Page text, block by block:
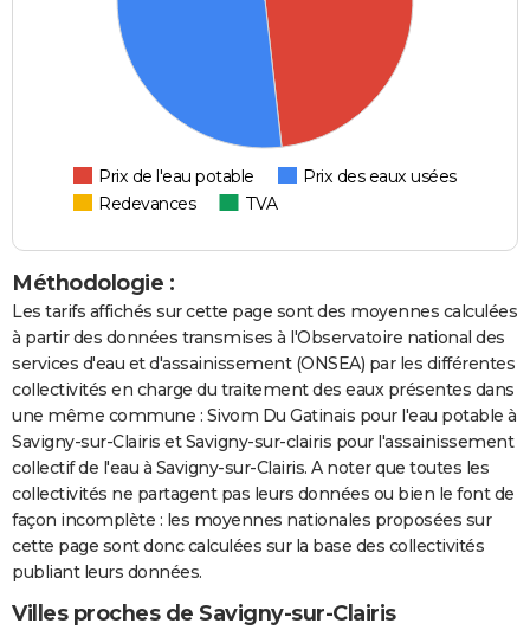
Prix de l'eau potable
Prix des eaux usées
Redevances
TVA
Méthodologie :
Les tarifs affichés sur cette page sont des moyennes calculées
à partir des données transmises à l'Observatoire national des
services d'eau et d'assainissement (ONSEA) par les différentes
collectivités en charge du traitement des eaux présentes dans
une même commune : Sivom Du Gatinais pour l'eau potable à
Savigny-sur-Clairis et Savigny-sur-clairis pour l'assainissement
collectif de l'eau à Savigny-sur-Clairis. A noter que toutes les
collectivités ne partagent pas leurs données ou bien le font de
façon incomplète : les moyennes nationales proposées sur
cette page sont donc calculées sur la base des collectivités
publiant leurs données.
Villes proches de Savigny-sur-Clairis